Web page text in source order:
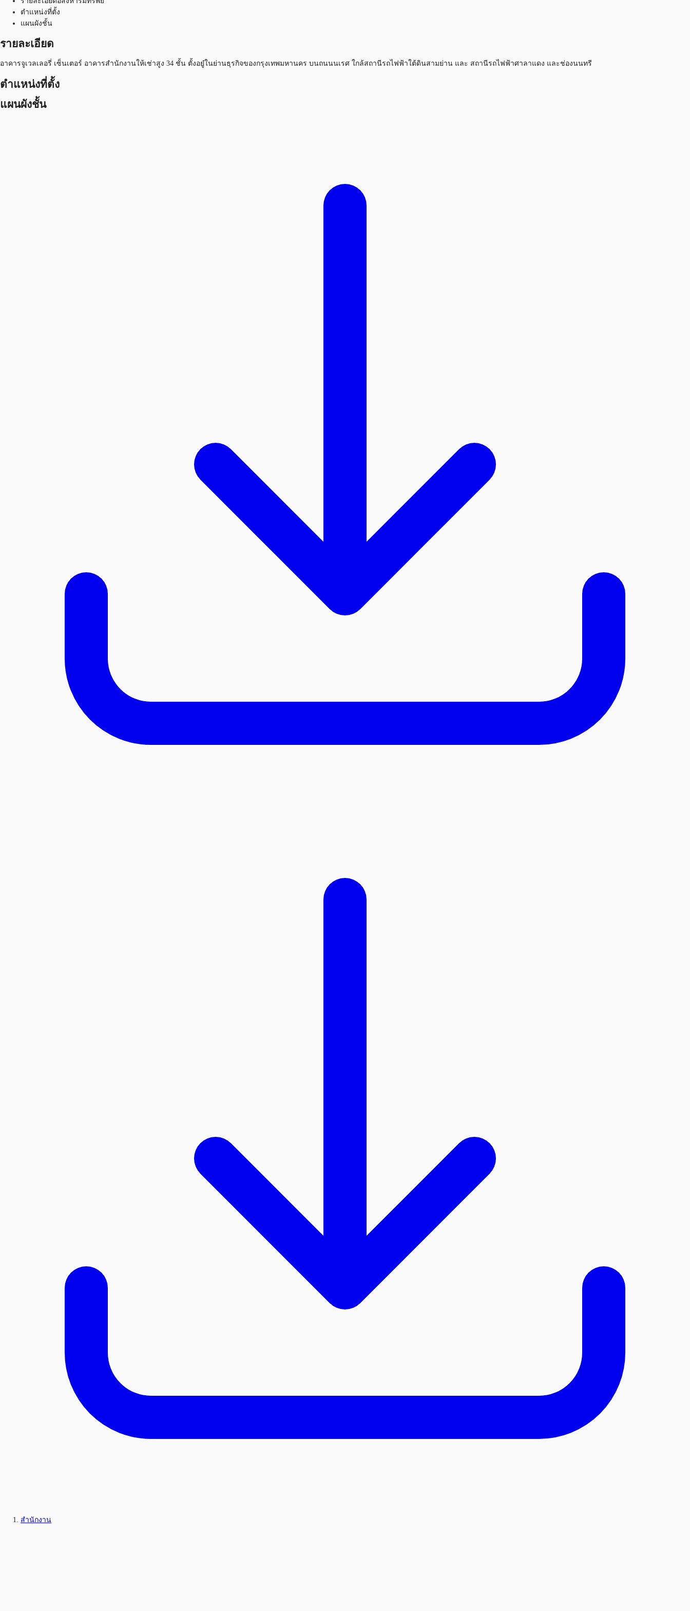
ตำแหน่งที่ตั้ง
แผนผังชั้น
รายละเอียด
อาคารจูเวลเลอรี่ เซ็นเตอร์ อาคารสำนักงานให้เช่าสูง 34 ชั้น ตั้งอยู๋ในย่านธุรกิจของกรุงเทพมหานคร บนถนนนเรศ ใกล้สถานีรถไฟฟ้าใต้ดินสามย่าน และ สถานีรถไฟฟ้าศาลาแดง และช่องนนทรี
ตำแหน่งที่ตั้ง
แผนผังชั้น
สำนักงาน